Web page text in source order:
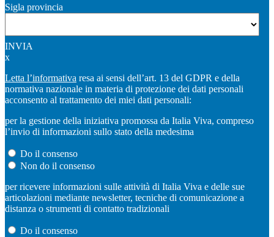
Sigla provincia
INVIA
x
Letta l’informativa resa ai sensi dell’art. 13 del GDPR e della
normativa nazionale in materia di protezione dei dati personali
acconsento al trattamento dei miei dati personali:
per la gestione della iniziativa promossa da Italia Viva, compreso
l’invio di informazioni sullo stato della medesima
Do il consenso
Non do il consenso
per ricevere informazioni sulle attività di Italia Viva e delle sue
articolazioni mediante newsletter, tecniche di comunicazione a
distanza o strumenti di contatto tradizionali
Do il consenso